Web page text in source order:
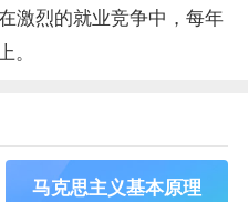
激烈的就业竞争中，每年
马克思主义基本原理